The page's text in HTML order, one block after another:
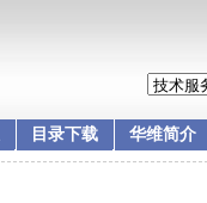
目录下载 华维简介